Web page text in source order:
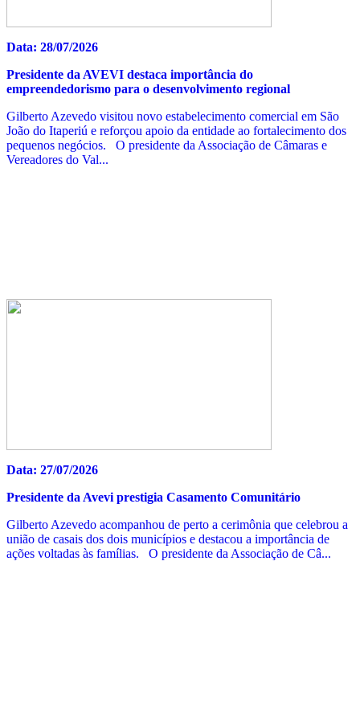
Data: 28/07/2026
Presidente da AVEVI destaca importância do
empreendedorismo para o desenvolvimento regional
Gilberto Azevedo visitou novo estabelecimento comercial em São
João do Itaperiú e reforçou apoio da entidade ao fortalecimento dos
pequenos negócios. O presidente da Associação de Câmaras e
Vereadores do Val...
Data: 27/07/2026
Presidente da Avevi prestigia Casamento Comunitário
Gilberto Azevedo acompanhou de perto a cerimônia que celebrou a
união de casais dos dois municípios e destacou a importância de
ações voltadas às famílias. O presidente da Associação de Câ...